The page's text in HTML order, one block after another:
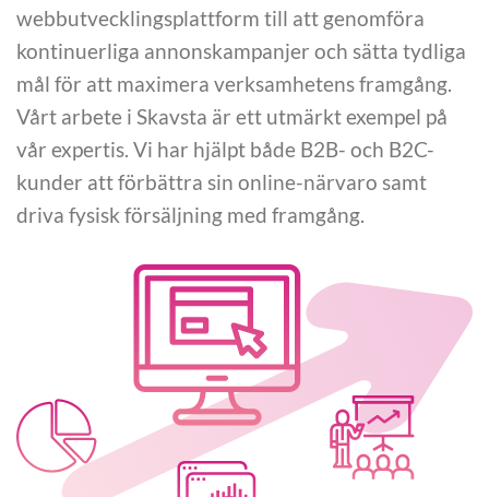
webbutvecklingsplattform till att genomföra
kontinuerliga annonskampanjer och sätta tydliga
mål för att maximera verksamhetens framgång.
Vårt arbete i Skavsta är ett utmärkt exempel på
vår expertis. Vi har hjälpt både B2B- och B2C-
kunder att förbättra sin online-närvaro samt
driva fysisk försäljning med framgång.